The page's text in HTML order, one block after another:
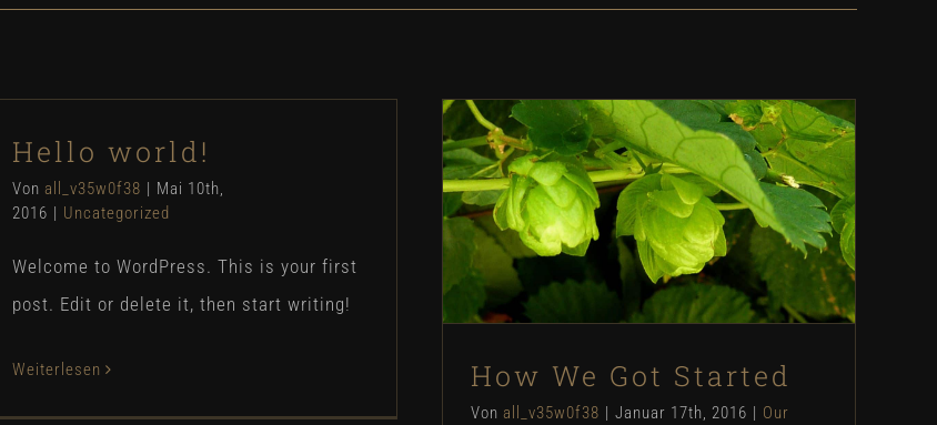
Hello world!
Von all_v35w0f38 | Mai 10th,
2016 | Uncategorized
Welcome to WordPress. This is your first
post. Edit or delete it, then start writing!
Weiterlesen
How We Got Started
Our Story
How We Got Started
Von all_v35w0f38 | Januar 17th, 2016 | Our